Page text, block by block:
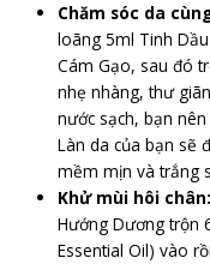
Chăm sóc da
loãng 5ml Tinh
Cám Gạo, sau đó
nhẹ nhàng, thư
nước sạch, bạn
Làn da của bạn sẽ
mềm mịn và trắng
Khử mùi hôi chân:
Hướng Dương trộn
Essential Oil) vào